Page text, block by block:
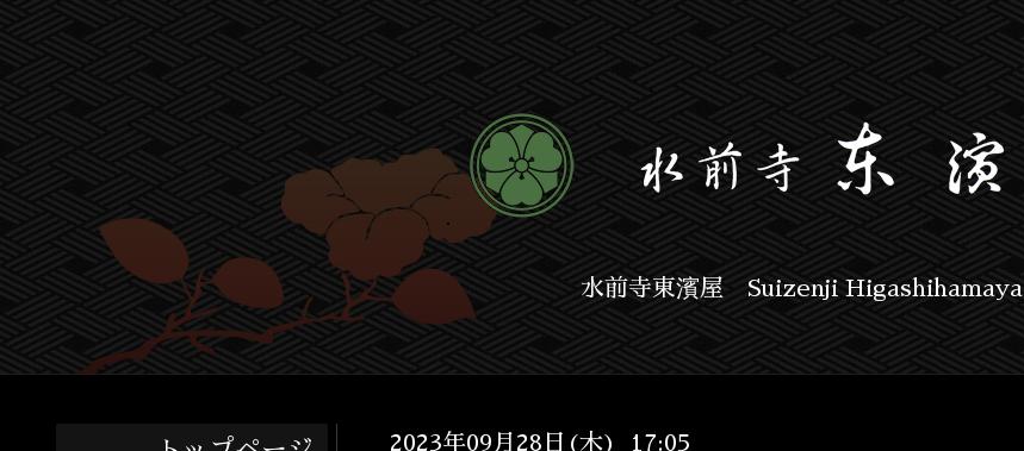
水前寺東濱屋 Suizenji Higashihamaya
2023年09月28日(木) 17:05